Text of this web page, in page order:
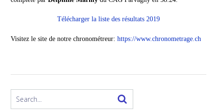
Télécharger la liste des résultats 2019
Visitez le site de notre chronométreur: https://www.chronometrage.ch